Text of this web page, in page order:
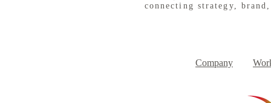
connecting strategy,
Company